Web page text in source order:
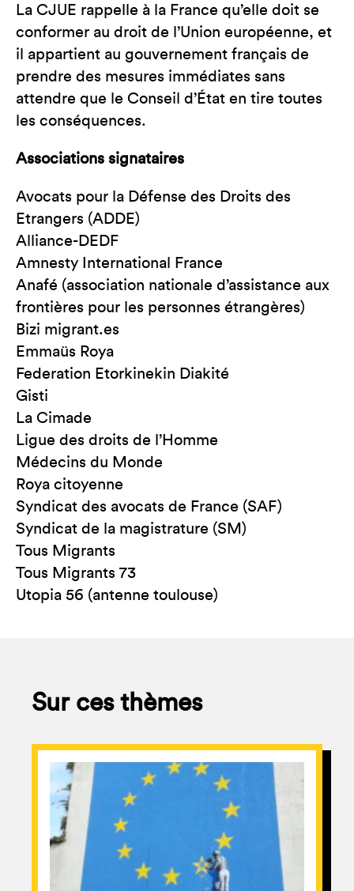
La CJUE rappelle à la France qu’elle doit se
conformer au droit de l’Union européenne, et
il appartient au gouvernement français de
prendre des mesures immédiates sans
attendre que le Conseil d’État en tire toutes
les conséquences.
Associations signataires
Avocats pour la Défense des Droits des
Etrangers (ADDE)
Alliance-DEDF
Amnesty International France
Anafé (association nationale d’assistance aux
frontières pour les personnes étrangères)
Bizi migrant.es
Emmaüs Roya
Federation Etorkinekin Diakité
Gisti
La Cimade
Ligue des droits de l’Homme
Médecins du Monde
Roya citoyenne
Syndicat des avocats de France (SAF)
Syndicat de la magistrature (SM)
Tous Migrants
Tous Migrants 73
Utopia 56 (antenne toulouse)
Sur ces thèmes